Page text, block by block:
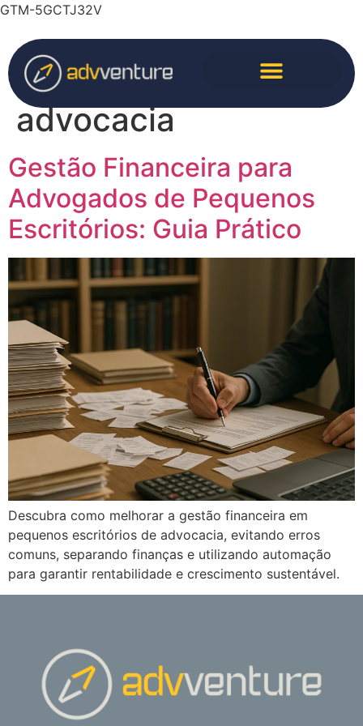
GTM-5GCTJ32V
Tag:finanças
advocacia
Gestão Financeira para
Advogados de Pequenos
Escritórios: Guia Prático
Descubra como melhorar a gestão financeira em
pequenos escritórios de advocacia, evitando erros
comuns, separando finanças e utilizando automação
para garantir rentabilidade e crescimento sustentável.